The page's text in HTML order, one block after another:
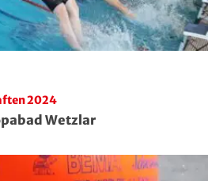
2024
Wetzlar
Sport